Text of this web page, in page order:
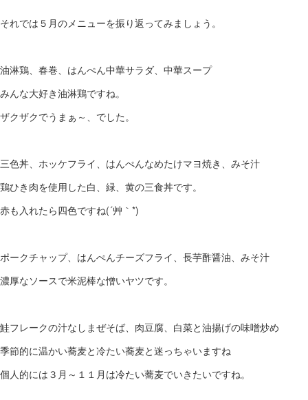
それでは５月のメニューを振り返ってみましょう。
油淋鶏、春巻、はんぺん中華サラダ、中華スープ
みんな大好き油淋鶏ですね。
ザクザクでうまぁ～、でした。
三色丼、ホッケフライ、はんぺんなめたけマヨ焼き、みそ汁
鶏ひき肉を使用した白、緑、黄の三食丼です。
赤も入れたら四色ですね(´艸｀*)
ポークチャップ、はんぺんチーズフライ、長芋酢醤油、みそ汁
濃厚なソースで米泥棒な憎いヤツです。
鮭フレークの汁なしまぜそば、肉豆腐、白菜と油揚げの味噌炒め
季節的に温かい蕎麦と冷たい蕎麦と迷っちゃいますね
個人的には３月～１１月は冷たい蕎麦でいきたいですね。